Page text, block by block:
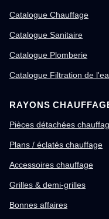
Catalogue Chauffage
Catalogue Sanitaire
Catalogue Plomberie
Catalogue Filtration de
RAYONS
Pièces détachées
Plans / éclatés chauffage
Accessoires chauffage
Grilles & demi-grilles
Bonnes affaires